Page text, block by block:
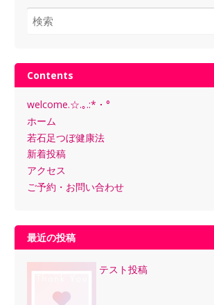
検
索:
Contents
welcome.☆.｡.:*・°
ホーム
若石足つぼ健康法
新着投稿
アクセス
ご予約・お問い合わせ
最近の投稿
テスト投稿